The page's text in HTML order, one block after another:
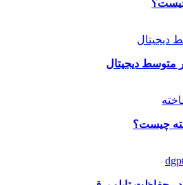
چیست؟
متوسط دیجیتال
چیست؟